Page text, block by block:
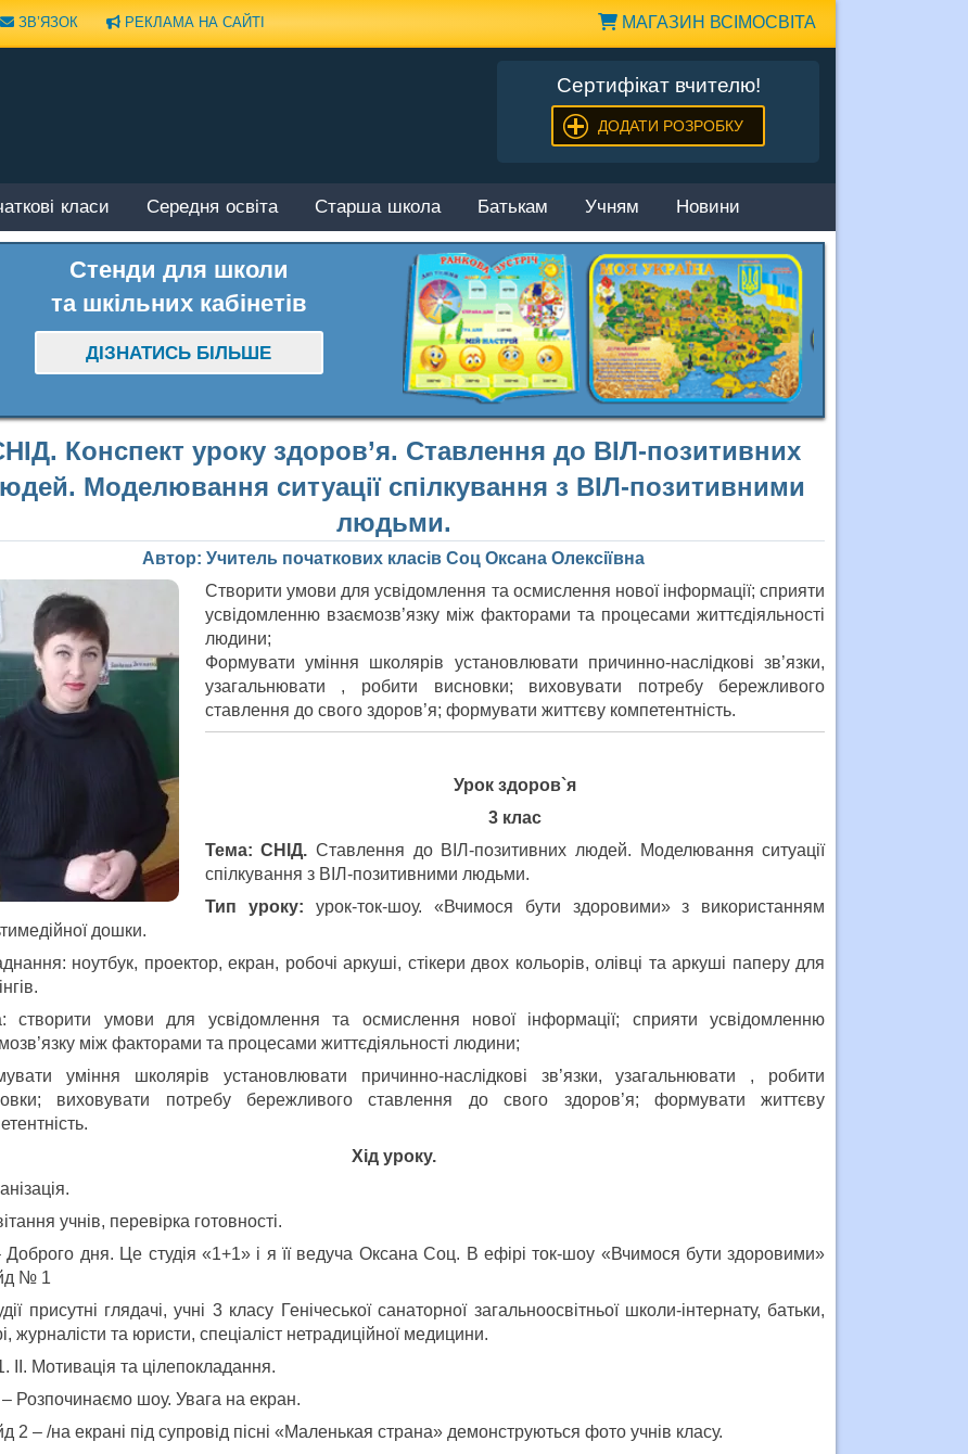
МАГАЗИН ВСІМОСВІТА
ЗВ’ЯЗОК РЕКЛАМА НА САЙТІ
Сертифікат вчителю!
ДОДАТИ РОЗРОБКУ
класи Середня освіта Старша школа Батькам Учням Новини
Стенди для школи
та шкільних кабінетів
ДІЗНАТИСЬ БІЛЬШЕ
Конспект уроку здоров’я. Ставлення до ВІЛ-позитивних
Моделювання ситуації спілкування з ВІЛ-позитивними
людьми.
Автор: Учитель початкових класів Соц Оксана Олексіївна
Створити умови для усвідомлення та осмислення нової інформації; сприяти
усвідомленню взаємозв’язку між факторами та процесами життєдіяльності
людини;
Формувати уміння школярів установлювати причинно-наслідкові зв’язки,
узагальнювати , робити висновки; виховувати потребу бережливого
ставлення до свого здоров’я; формувати життєву компетентність.
Урок здоров`я
3 клас
Тема: СНІД. Ставлення до ВІЛ-позитивних людей. Моделювання ситуації
спілкування з ВІЛ-позитивними людьми.
Тип уроку: урок-ток-шоу. «Вчимося бути здоровими» з використанням
дошки.
ноутбук, проектор, екран, робочі аркуші, стікери двох кольорів, олівці та аркуші паперу для
створити умови для усвідомлення та осмислення нової інформації; сприяти усвідомленню
між факторами та процесами життєдіяльності людини;
уміння школярів установлювати причинно-наслідкові зв’язки, узагальнювати , робити
виховувати потребу бережливого ставлення до свого здоров’я; формувати життєву
Хід уроку.
учнів, перевірка готовності.
Доброго дня. Це студія «1+1» і я її ведуча Оксана Соц. В ефірі ток-шоу «Вчимося бути здоровими»
№ 1
присутні глядачі, учні 3 класу Генічеської санаторної загальноосвітньої школи-інтернату, батьки,
журналісти та юристи, спеціаліст нетрадиційної медицини.
II. Мотивація та цілепокладання.
Розпочинаємо шоу. Увага на екран.
2 – /на екрані під супровід пісні «Маленькая страна» демонструються фото учнів класу.